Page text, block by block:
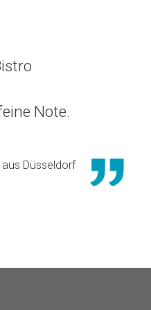
Note.
Düsseldorf